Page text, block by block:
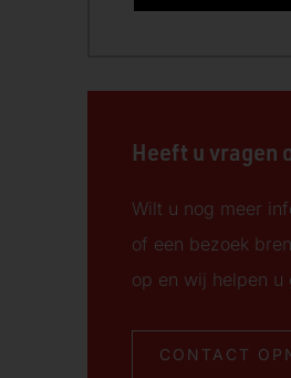
Heeft u vragen
Wilt u nog meer
of een bezoek
op en wij helpen u
CONTACT